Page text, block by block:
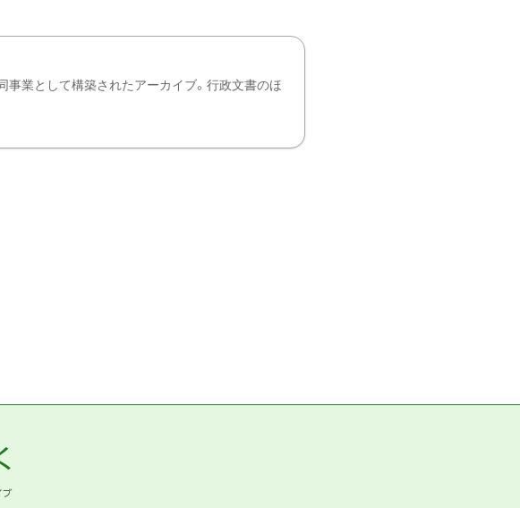
事業として構築されたアーカイブ。行政文書のほ